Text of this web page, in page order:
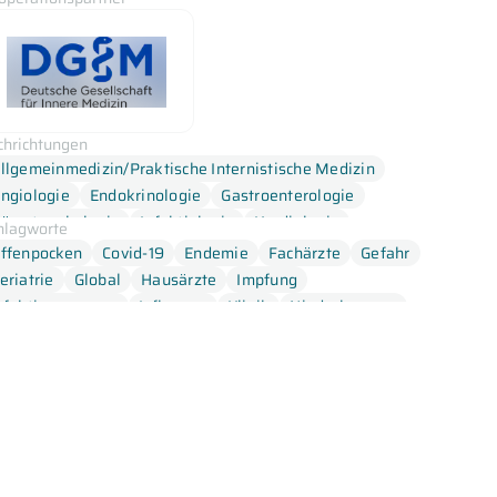
Praktische Internistische Medizin
Endokrinologie
Gastroenterologie
Infektiologie
Kardiologie
Pneumologie Rheumatologie
Covid-19 Endemie Fachärzte
Gefahr
Global Hausärzte
Impfung
Influenza Klinik
Niederlassung